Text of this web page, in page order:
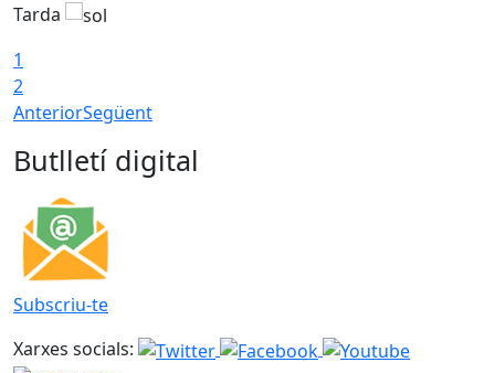
Tarda
1
2
AnteriorSegüent
Butlletí digital
Subscriu-te
Xarxes socials: